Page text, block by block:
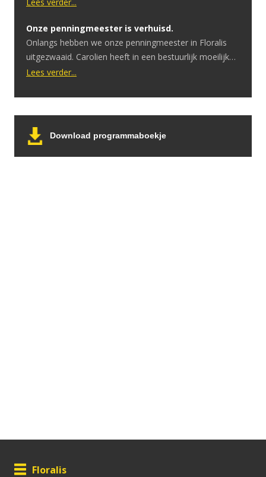
heeft hij hier een geslaagde operatie voor gehad.
Ondanks dat de operatie goed is verlopen is er uitval in
spraak en motoriek. […]
Onze penningmeester is verhuisd.
Onlangs hebben we onze penningmeester in Floralis
uitgezwaaid. Carolien heeft in een bestuurlijk moeilijke
periode het penningmeesterschap overgenomen.
om vervolgens helemaal te stoppen. Zonder inkomsten
bleven de vaste lasten doorgaan. Ook toen er een
belangrijk besluit moest worden genomen: het stoppen
van de verkoop van kaartjes aan […]
Lees verder...
Download programmaboekje
Floralis